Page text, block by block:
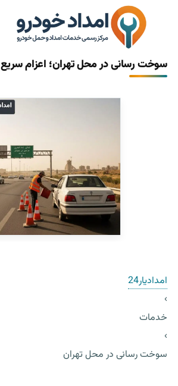
سوخت رسانی در محل تهران؛ اعزام سریع
امدادیار24
›
خدمات
›
سوخت رسانی در محل تهران